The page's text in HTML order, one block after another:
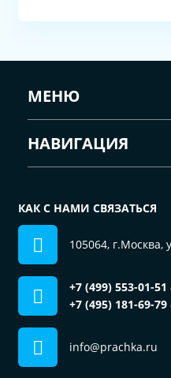
МЕНЮ
НАВИГАЦИЯ
КАК С НАМИ СВЯЗАТЬСЯ
105064, г.Москва,
+7 (499) 553-01-51
+7 (495) 181-69-79
info@prachka.ru